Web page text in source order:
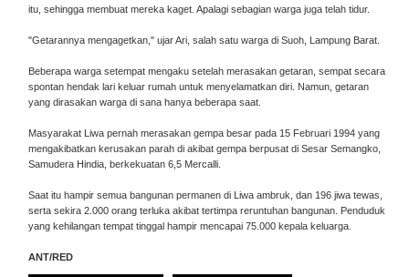
itu, sehingga membuat mereka kaget. Apalagi sebagian warga juga telah tidur.
"Getarannya mengagetkan," ujar Ari, salah satu warga di Suoh, Lampung Barat.
Beberapa warga setempat mengaku setelah merasakan getaran, sempat secara
spontan hendak lari keluar rumah untuk menyelamatkan diri. Namun, getaran
yang dirasakan warga di sana hanya beberapa saat.
Masyarakat Liwa pernah merasakan gempa besar pada 15 Februari 1994 yang
mengakibatkan kerusakan parah di akibat gempa berpusat di Sesar Semangko,
Samudera Hindia, berkekuatan 6,5 Mercalli.
Saat itu hampir semua bangunan permanen di Liwa ambruk, dan 196 jiwa tewas,
serta sekira 2.000 orang terluka akibat tertimpa reruntuhan bangunan. Penduduk
yang kehilangan tempat tinggal hampir mencapai 75.000 kepala keluarga.
ANT/RED